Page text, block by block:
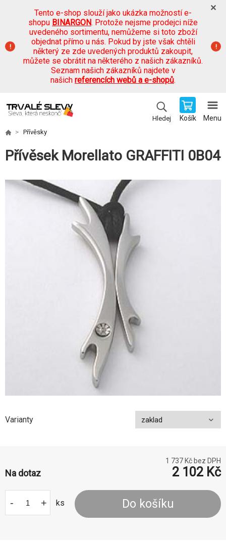
Tento e-shop slouží jako ukázka možností e-
shopu BINARGON. Protože nejsme prodejci níže
uvedeného sortimentu, nemůžeme si toto zboží
objednat přímo u nás. Pokud by jste však chtěli
některý ze zde uvedených produktů zakoupit,
můžete se obrátit na některého z našich zákazníků.
Seznam našich zákazníků najdete v
našich referencích webů a e-shopů.
Hledej Košík Menu
Přívěsky
Přívěsek Morellato GRAFFITI 0B04
Varianty
1 737 Kč bez DPH
Na dotaz 2 102 Kč
- + ks Do košíku